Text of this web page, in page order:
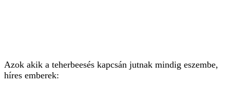
Azok akik a teherbeesés kapcsán jutnak mindig eszembe,
híres emberek: